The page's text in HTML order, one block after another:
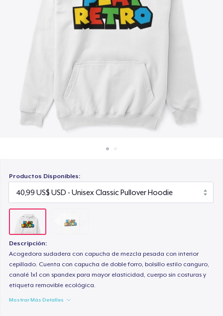
Venda en todas partes
Productos Disponibles:
Descripción:
Acogedora sudadera con capucha de mezcla pesada con interior
cepillado. Cuenta con capucha de doble forro, bolsillo estilo canguro,
canalé 1x1 con spandex para mayor elasticidad, cuerpo sin costuras y
etiqueta removible ecológica.
Mostrar Más Detalles